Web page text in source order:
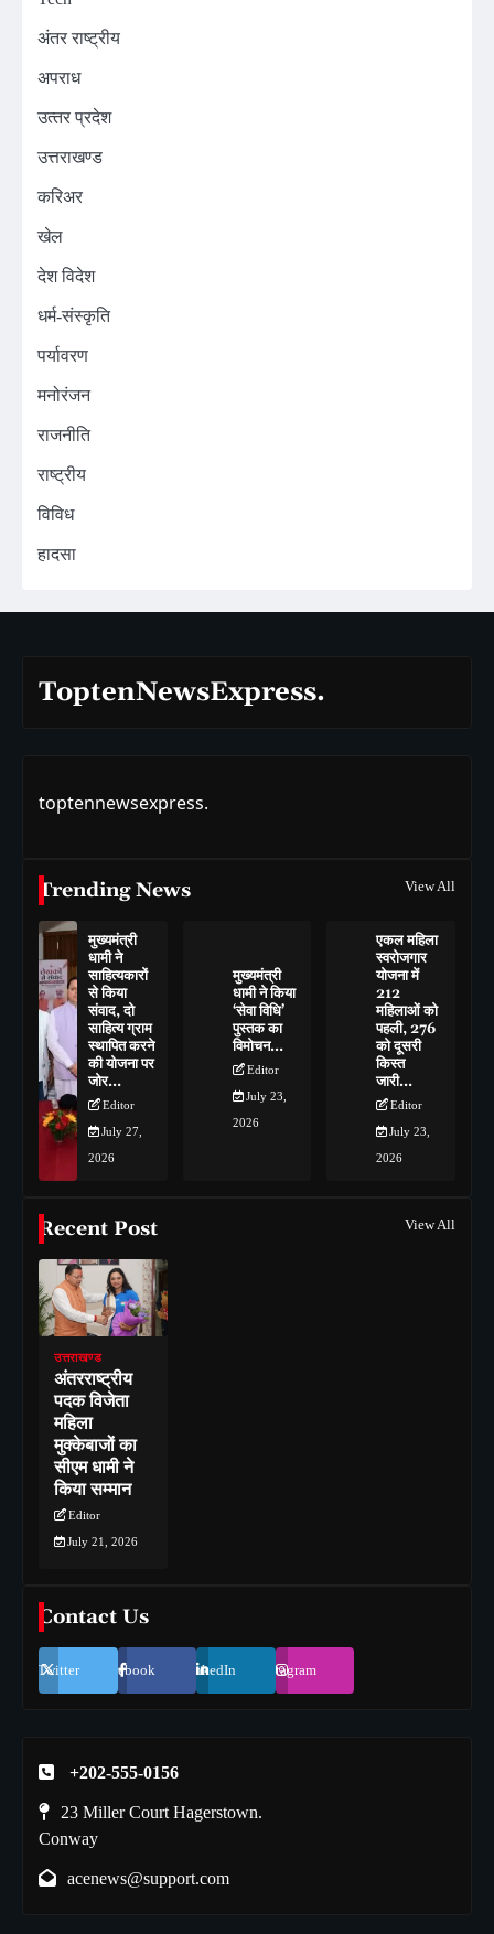
अंतर राष्ट्रीय
अपराध
उत्‍तर प्रदेश
उत्तराखण्ड
करिअर
खेल
देश विदेश
धर्म-संस्कृति
पर्यावरण
मनोरंजन
राजनीति
राष्ट्रीय
विविध
हादसा
ToptenNewsExpress.
toptennewsexpress.
Trending News View All
मुख्यमंत्री
धामी ने
साहित्यकारों
से किया
संवाद, दो
साहित्य ग्राम
स्थापित करने
की योजना पर
जोर…
Editor
July 27,
2026
मुख्यमंत्री
धामी ने किया
‘सेवा विधि’
पुस्तक का
विमोचन…
Editor
July 23,
2026
एकल महिला
स्वरोजगार
योजना में
212
महिलाओं को
पहली, 276
को दूसरी
किस्त
जारी…
Editor
July 23,
2026
Recent Post View All
उत्तराखण्ड
अंतरराष्ट्रीय
पदक विजेता
महिला
मुक्केबाजों का
सीएम धामी ने
किया सम्मान
Editor
July 21, 2026
Contact Us
Twitter Facebook LinkedIn Instagram
+202-555-0156
23 Miller Court Hagerstown.
Conway
acenews@support.com